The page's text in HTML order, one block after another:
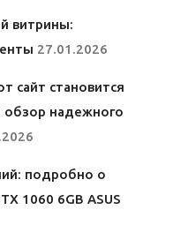
витрины:
27.01.2026
сайт становится
обзор надежного
подробно о
1060 6GB ASUS